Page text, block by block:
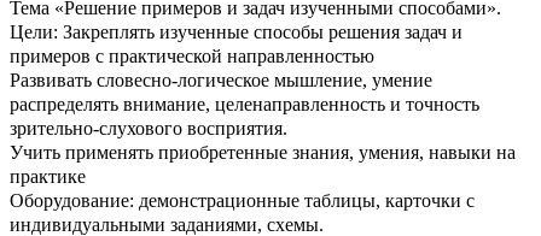
Тема «Решение примеров и задач изученными способами».
Цели: Закреплять изученные способы решения задач и
примеров с практической направленностью
Развивать словесно-логическое мышление, умение
распределять внимание, целенаправленность и точность
зрительно-слухового восприятия.
Учить применять приобретенные знания, умения, навыки на
практике
Оборудование: демонстрационные таблицы, карточки с
индивидуальными заданиями, схемы.